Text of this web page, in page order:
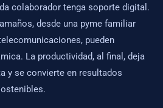
colaborador tenga soporte digital.
desde una pyme familiar
pueden
La productividad, al final, deja
y se convierte en resultados